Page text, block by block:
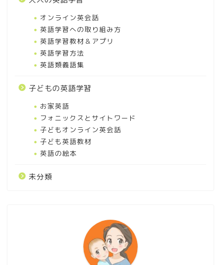
オンライン英会話
英語学習への取り組み方
英語学習教材＆アプリ
英語学習方法
英語類義語集
子どもの英語学習
お家英語
フォニックスとサイトワード
子どもオンライン英会話
子ども英語教材
英語の絵本
未分類
幼児英語絵本おすすめ！子
どもが楽しめる英語の絵本
を7項目別に紹介